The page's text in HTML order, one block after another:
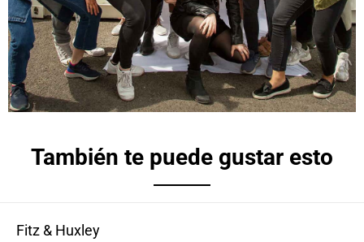
También te puede gustar esto
Fitz & Huxley